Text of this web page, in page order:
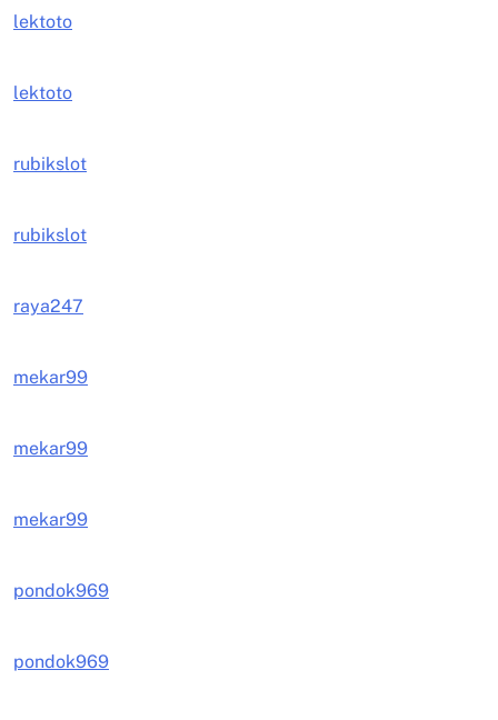
lektoto
lektoto
rubikslot
rubikslot
raya247
mekar99
mekar99
mekar99
pondok969
pondok969